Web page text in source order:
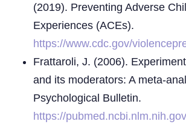
(2019). Preventing Adverse
Experiences (ACEs).
https://www.cdc.gov/
Frattaroli, J. (2006).
and its moderators: A meta-
Psychological Bulletin.
https://